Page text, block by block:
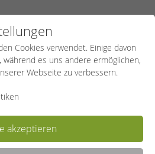
Cookies verwendet. Einige davon
es uns andere ermöglichen,
Webseite zu verbessern.
akzeptieren